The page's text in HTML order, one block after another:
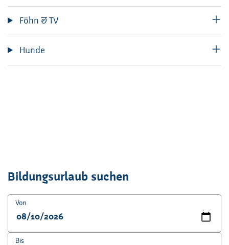
Föhn & TV
Hunde
Bildungsurlaub suchen
Von
Bis